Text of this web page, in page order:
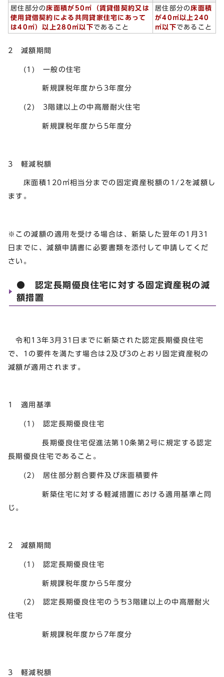
居住部分の床面積が50㎡（賃貸借契約又は
使用貸借契約による共同貸家住宅にあって
は40㎡）以上280㎡以下であること
居住部分の床面積
が40㎡以上240
㎡以下であること
2 減額期間
(1) 一般の住宅
新規課税年度から3年度分
(2) 3階建以上の中高層耐火住宅
新規課税年度から5年度分
3 軽減税額
床面積120㎡相当分までの固定資産税額の1/2を減額し
ます。
※この減額の適用を受ける場合は、新築した翌年の1月31
日までに、減額申請書に必要書類を添付して申請してくだ
さい。
● 認定長期優良住宅に対する固定資産税の減
額措置
令和13年3月31日までに新築された認定長期優良住宅
で、1の要件を満たす場合は2及び3のとおり固定資産税の
減額が適用されます。
1 適用基準
(1) 認定長期優良住宅
長期優良住宅促進法第10条第2号に規定する認定
長期優良住宅であること。
(2) 居住部分割合要件及び床面積要件
新築住宅に対する軽減措置における適用基準と同
じ。
2 減額期間
(1) 認定長期優良住宅
新規課税年度から5年度分
(2) 認定長期優良住宅のうち3階建以上の中高層耐火
住宅
新規課税年度から7年度分
3 軽減税額